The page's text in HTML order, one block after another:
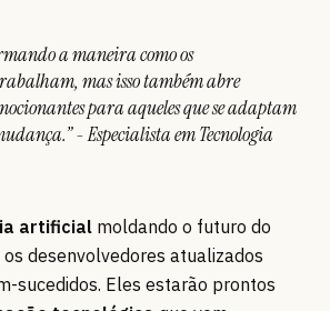
a maneira como os
mas isso também abre
para aqueles que se adaptam
- Especialista em Tecnologia
artificial moldando o futuro do
desenvolvedores atualizados
sucedidos. Eles estarão prontos